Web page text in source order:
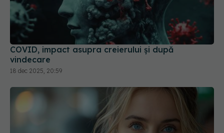
COVID, impact asupra creierului și după
vindecare
18 dec 2025, 20:59